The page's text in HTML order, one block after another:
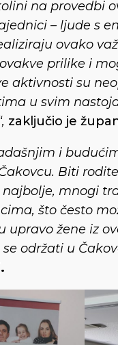
na provedbi
– ljude s
ovako
prilike i
aktivnosti su
u svim
zaključio je
i
Biti
mnogi
što često
žene iz
održati u